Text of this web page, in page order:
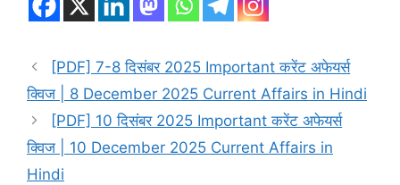
[PDF] 7-8 दिसंबर 2025 Important करेंट अफेयर्स
क्विज | 8 December 2025 Current Affairs in Hindi
[PDF] 10 दिसंबर 2025 Important करेंट अफेयर्स
क्विज | 10 December 2025 Current Affairs in
Hindi